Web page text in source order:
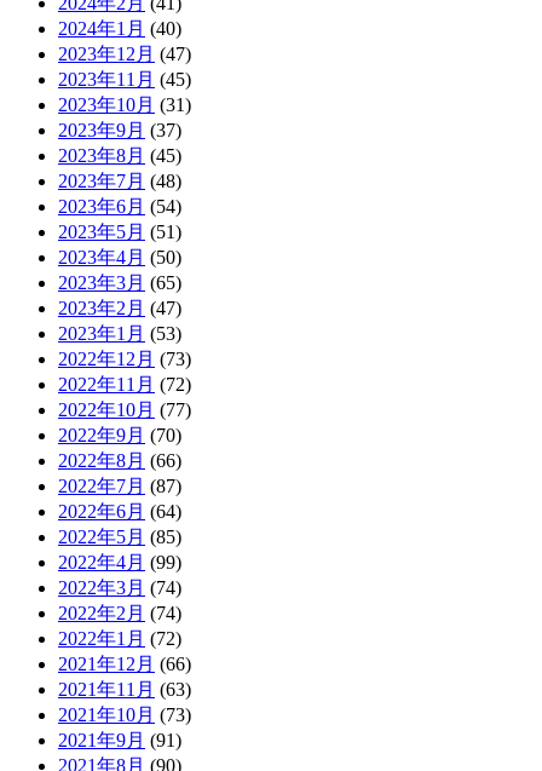
2024年1月 (40)
2023年12月 (47)
2023年11月 (45)
2023年10月 (31)
2023年9月 (37)
2023年8月 (45)
2023年7月 (48)
2023年6月 (54)
2023年5月 (51)
2023年4月 (50)
2023年3月 (65)
2023年2月 (47)
2023年1月 (53)
2022年12月 (73)
2022年11月 (72)
2022年10月 (77)
2022年9月 (70)
2022年8月 (66)
2022年7月 (87)
2022年6月 (64)
2022年5月 (85)
2022年4月 (99)
2022年3月 (74)
2022年2月 (74)
2022年1月 (72)
2021年12月 (66)
2021年11月 (63)
2021年10月 (73)
2021年9月 (91)
2021年8月 (90)